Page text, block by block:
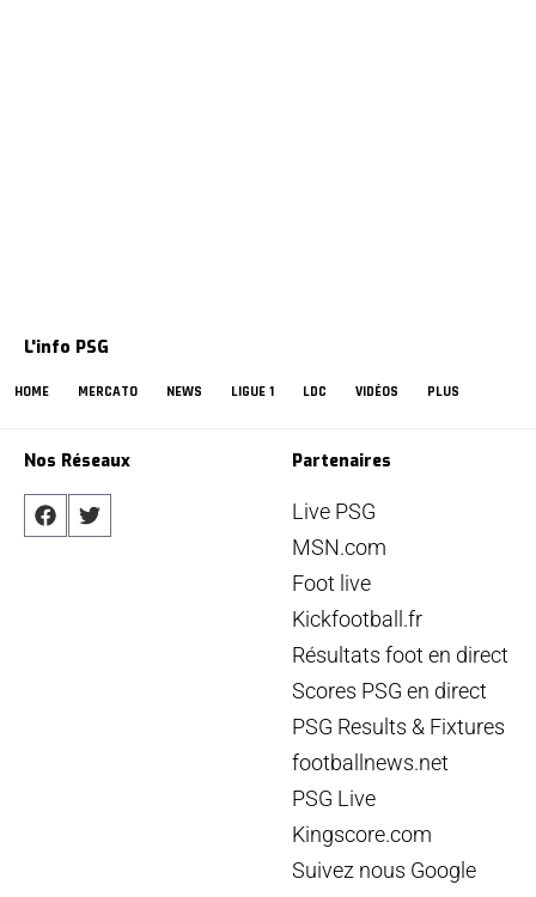
L'info PSG
HOME MERCATO NEWS LIGUE 1 LDC VIDÉOS PLUS
Nos Réseaux Partenaires
Live PSG
MSN.com
Foot live
Kickfootball.fr
Résultats foot en direct
Scores PSG en direct
PSG Results & Fixtures
footballnews.net
PSG Live
Kingscore.com
Suivez nous Google